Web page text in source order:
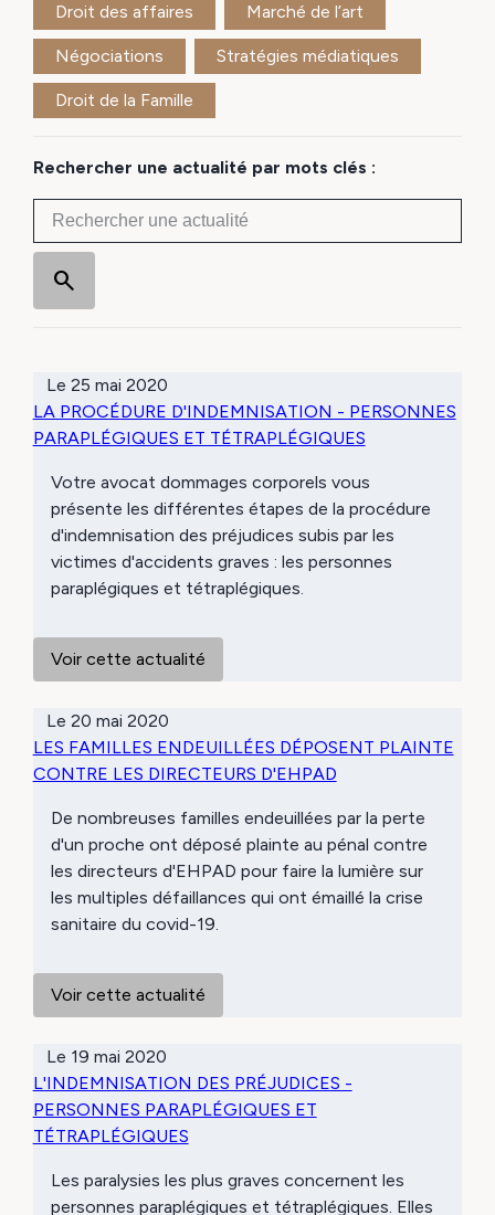
Droit des affaires Marché de l’art
Négociations Stratégies médiatiques
Droit de la Famille
Rechercher une actualité par mots clés :
Le 25 mai 2020
LA PROCÉDURE D'INDEMNISATION - PERSONNES
PARAPLÉGIQUES ET TÉTRAPLÉGIQUES
Votre avocat dommages corporels vous
présente les différentes étapes de la procédure
d'indemnisation des préjudices subis par les
victimes d'accidents graves : les personnes
paraplégiques et tétraplégiques.
Voir cette actualité
Le 20 mai 2020
LES FAMILLES ENDEUILLÉES DÉPOSENT PLAINTE
CONTRE LES DIRECTEURS D'EHPAD
De nombreuses familles endeuillées par la perte
d'un proche ont déposé plainte au pénal contre
les directeurs d'EHPAD pour faire la lumière sur
les multiples défaillances qui ont émaillé la crise
sanitaire du covid-19.
Voir cette actualité
Le 19 mai 2020
L'INDEMNISATION DES PRÉJUDICES -
PERSONNES PARAPLÉGIQUES ET
TÉTRAPLÉGIQUES
Les paralysies les plus graves concernent les
personnes paraplégiques et tétraplégiques. Elles